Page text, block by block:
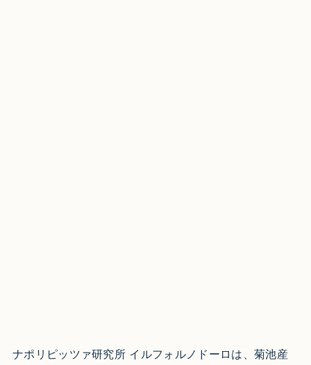
ナポリピッツァ研究所 イルフォルノドーロは、菊池産